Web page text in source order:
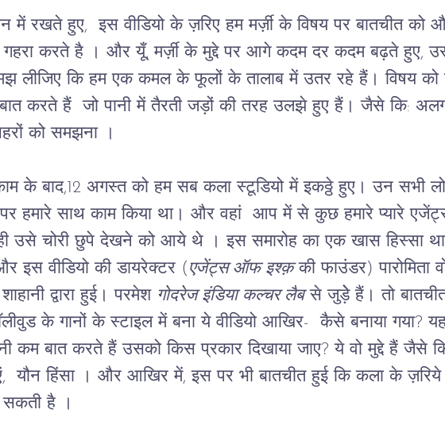
में रखते हुए,  इस वीडियो के ज़रिए हम मर्ज़ी के विषय पर बातचीत
गहरा करते है । और यूँ, मर्ज़ी के मुद्दे पर आगे कदम दर कदम बढ़ते हुए,
लीजिए कि हम एक कमल के फूलों के तालाब में उतर रहे हैं। विषय
करते हैं  जो पानी में तैरती जड़ों की तरह उलझे हुए हैं। जैसे कि:
को समझना ।
के बाद,12 अगस्त को हम सब कला स्टूडियो में इकठ्ठे हुए। उन सभी
पर हमारे साथ काम किया था। और वहां  आप में से कुछ हमारे प्यारे
उसे चोरी छुपे देखने को आये थे । इस समारोह का एक खास हिस्सा
इस वीडियो की डायरेक्टर ( एजेंट्स ऑफ इश्क़ की फाउंडर) पारोमिता
द्वारा हुई। परमेश गोदरेज इंडिया कल्चर लैब से जुड़ेे हैं। तो
के गानों के स्टाइल में बना ये वीडियो आखिर-  कैसे बनाया
कम बात करते हैं उसको किस प्रकार दिखाया जाए? ये वो मुद्दे हैं
यौन हिंसा । और आखिर में, इस पर भी बातचीत हुई कि कला के
सकती है ।